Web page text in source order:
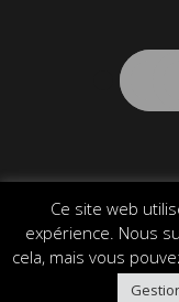
Mentions
© 2024
Ce site web
expérience. Nous
cela, mais vous